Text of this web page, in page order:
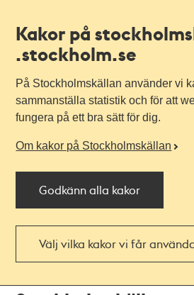
Kakor på
.stockholm.se
På Stockholmskällan använder vi
sammanställa statistik och för att
fungera på ett bra sätt för dig.
Om kakor på Stockholmskällan
Godkänn alla kakor
Välj vilka kakor vi får